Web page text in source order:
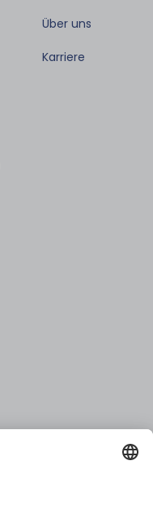
Über uns
Karriere